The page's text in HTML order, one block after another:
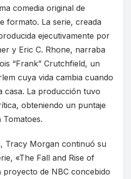
comedia original de
formato. La serie, creada
ejecutivamente por
y Eric C. Rhone, narraba
“Frank” Crutchfield, un
cuya vida cambia cuando
casa. La producción tuvo
obteniendo un puntaje
Tomatoes.
Tracy Morgan continuó su
«The Fall and Rise of
proyecto de NBC concebido